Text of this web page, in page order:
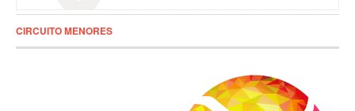
CIRCUITO MENORES